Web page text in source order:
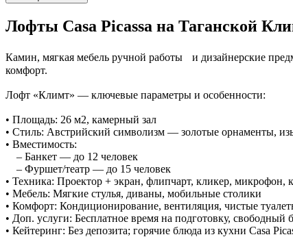
Лофты Casa Picassa на Таганской
Камин, мягкая мебель ручной работы и дизайнерские
комфорт.
Лофт «Климт» — ключевые параметры и особенности:
• Площадь: 26 м2, камерный зал
• Стиль: Австрийский символизм — золотые орнаменты,
• Вместимость:
– Банкет — до 12 человек
– Фуршет/театр — до 15 человек
• Техника: Проектор + экран, флипчарт, кликер, микрофон,
• Мебель: Мягкие стулья, диваны, мобильные столики
• Комфорт: Кондиционирование, вентиляция, чистые
• Доп. услуги: Бесплатное время на подготовку, свободный
• Кейтеринг: Без депозита; горячие блюда из кухни Casa